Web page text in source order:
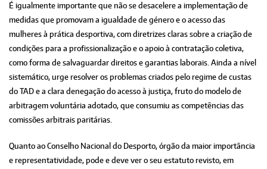
É igualmente importante que não se desacelere a implementação de
medidas que promovam a igualdade de género e o acesso das
mulheres à prática desportiva, com diretrizes claras sobre a criação de
condições para a profissionalização e o apoio à contratação coletiva,
como forma de salvaguardar direitos e garantias laborais. Ainda a nível
sistemático, urge resolver os problemas criados pelo regime de custas
do TAD e a clara denegação do acesso à justiça, fruto do modelo de
arbitragem voluntária adotado, que consumiu as competências das
comissões arbitrais paritárias.
Quanto ao Conselho Nacional do Desporto, órgão da maior importância
e representatividade, pode e deve ver o seu estatuto revisto, em